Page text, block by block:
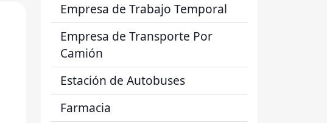
Empresa de Trabajo Temporal
Empresa de Transporte Por
Camión
Estación de Autobuses
Farmacia